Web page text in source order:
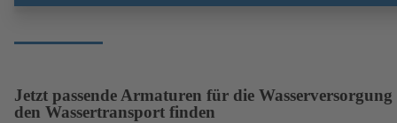
Jetzt passende Armaturen für die
den Wassertransport finden